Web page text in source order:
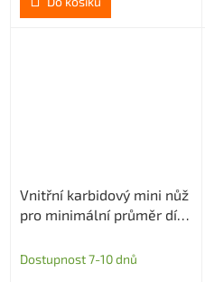
Vnitřní karbidový mini nůž
pro minimální průměr díry
Dostupnost 7-10 dnů